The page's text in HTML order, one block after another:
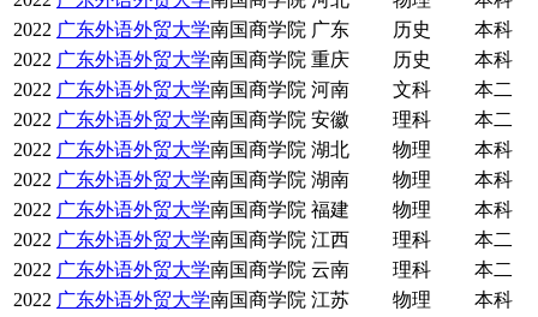
2022 广东外语外贸大学南国商学院 广东 历史
本科
2022 广东外语外贸大学南国商学院 重庆 历史
本科
2022 广东外语外贸大学南国商学院 河南 文科
本二
2022 广东外语外贸大学南国商学院 安徽 理科
本二
2022 广东外语外贸大学南国商学院 湖北 物理
本科
2022 广东外语外贸大学南国商学院 湖南 物理
本科
2022 广东外语外贸大学南国商学院 福建 物理
本科
2022 广东外语外贸大学南国商学院 江西 理科
本二
2022 广东外语外贸大学南国商学院 云南 理科
本二
2022 广东外语外贸大学南国商学院 江苏 物理
本科